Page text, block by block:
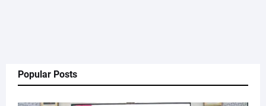
Popular Posts